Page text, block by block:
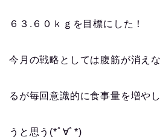
６３.６０ｋｇを目標にした！
今月の戦略としては腹筋が消え
るが毎回意識的に食事量を増や
うと思う(*ﾟ∀ﾟ*)